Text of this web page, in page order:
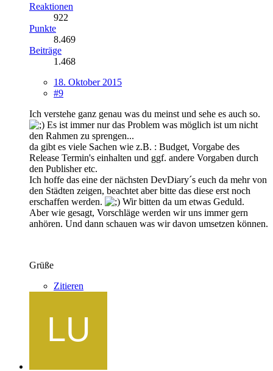
Reaktionen
922
Punkte
8.469
Beiträge
1.468
18. Oktober 2015
#9
Ich verstehe ganz genau was du meinst und sehe es auch so.
Es ist immer nur das Problem was möglich ist um nicht
den Rahmen zu sprengen...
da gibt es viele Sachen wie z.B. : Budget, Vorgabe des
Release Termin's einhalten und ggf. andere Vorgaben durch
den Publisher etc.
Ich hoffe das eine der nächsten DevDiary´s euch da mehr von
den Städten zeigen, beachtet aber bitte das diese erst noch
erschaffen werden.
Wir bitten da um etwas Geduld.
Aber wie gesagt, Vorschläge werden wir uns immer gern
anhören. Und dann schauen was wir davon umsetzen können.
Grüße
Zitieren